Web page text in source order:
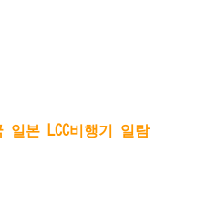
일본 LCC비행기 일람